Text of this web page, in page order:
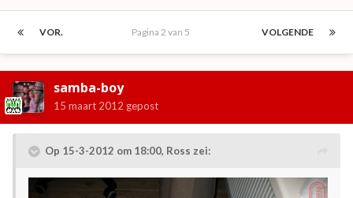
VOR. VOLGENDE
Pagina 2 van 5
samba-boy
15 maart 2012 gepost
Op 15-3-2012 om 18:00, Ross zei: